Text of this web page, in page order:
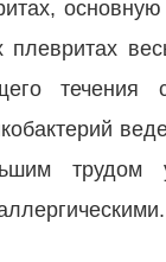
плевритах
тече­ния
трудом